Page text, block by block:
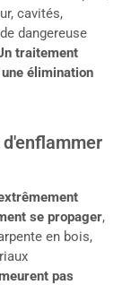
cavités,
dangereuse
traitement
élimination
se propager,
en bois,
pas